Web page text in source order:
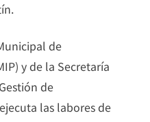
de
y de la Secretaría
de
las labores de